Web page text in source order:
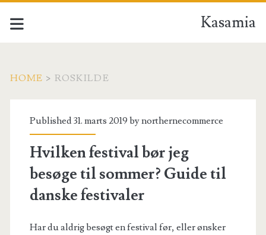
Kasamia
HOME > ROSKILDE
Tag:
<span>roskilde</span>
Published 31. marts 2019 bynorthernecommerce
Hvilken festival bør jeg
besøge til sommer? Guide til
danske festivaler
Har du aldrig besøgt en festival før, eller ønsker